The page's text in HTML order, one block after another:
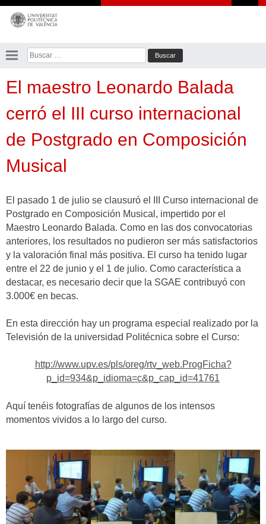
Saltar
contenido
Buscar:
El maestro Leonardo Balada
cerró el III curso internacional
de Postgrado en Composición
Musical
El pasado 1 de julio se clausuró el III Curso internacional de
Postgrado en Composición Musical, impertido por el
Maestro Leonardo Balada. Como en las dos convocatorias
anteriores, los resultados no pudieron ser más satisfactorios
y la valoración final más positiva. El curso ha tenido lugar
entre el 22 de junio y el 1 de julio. Como característica a
destacar, es necesario decir que la SGAE contribuyó con
3.000€ en becas.
En esta dirección hay un programa especial realizado por la
Televisión de la universidad Politécnica sobre el Curso:
http://www.upv.es/pls/oreg/rtv_web.ProgFicha?
p_id=934&p_idioma=c&p_cap_id=41761
Aquí tenéis fotografías de algunos de los intensos
momentos vividos a lo largo del curso.